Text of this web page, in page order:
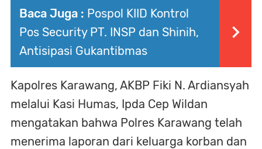
Baca Juga : Pospol KIID Kontrol
Pos Security PT. INSP dan Shinih,
Antisipasi Gukantibmas
Kapolres Karawang, AKBP Fiki N. Ardiansyah
melalui Kasi Humas, Ipda Cep Wildan
mengatakan bahwa Polres Karawang telah
menerima laporan dari keluarga korban dan